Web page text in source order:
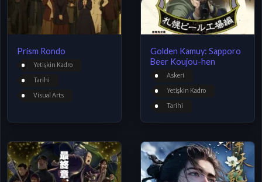
Prism Rondo
Yetişkin Kadro
Tarihi
Visual Arts
Golden Kamuy: Sapporo
Beer Koujou-hen
Askeri
Yetişkin Kadro
Tarihi